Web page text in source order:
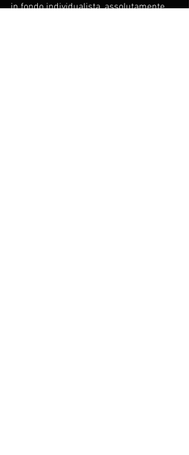
in fondo individualista, assolutamente